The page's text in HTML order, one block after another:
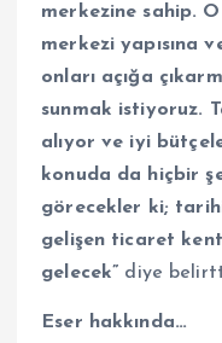
merkezine sahip.
merkezi yapısına
onları açığa
sunmak istiyoruz.
alıyor ve iyi
konuda da hiçbir
görecekler ki;
gelişen ticaret
gelecek” diye
Eser hakkında…